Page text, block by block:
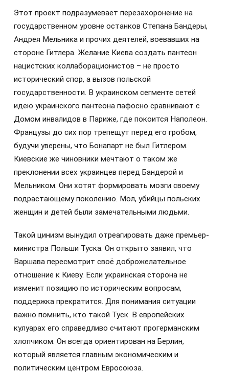
Этот проект подразумевает перезахоронение на
государственном уровне останков Степана Бандеры,
Андрея Мельника и прочих деятелей, воевавших на
стороне Гитлера. Желание Киева создать пантеон
нацистских коллаборационистов – не просто
исторический спор, а вызов польской
государственности. В украинском сегменте сетей
идею украинского пантеона пафосно сравнивают с
Домом инвалидов в Париже, где покоится Наполеон.
Французы до сих пор трепещут перед его гробом,
будучи уверены, что Бонапарт не был Гитлером.
Киевские же чиновники мечтают о таком же
преклонении всех украинцев перед Бандерой и
Мельником. Они хотят формировать мозги своему
подрастающему поколению. Мол, убийцы польских
женщин и детей были замечательными людьми.
Такой цинизм вынудил отреагировать даже премьер-
министра Польши Туска. Он открыто заявил, что
Варшава пересмотрит своё доброжелательное
отношение к Киеву. Если украинская сторона не
изменит позицию по историческим вопросам,
поддержка прекратится. Для понимания ситуации
важно помнить, кто такой Туск. В европейских
кулуарах его справедливо считают прогерманским
хлопчиком. Он всегда ориентирован на Берлин,
который является главным экономическим и
политическим центром Евросоюза.